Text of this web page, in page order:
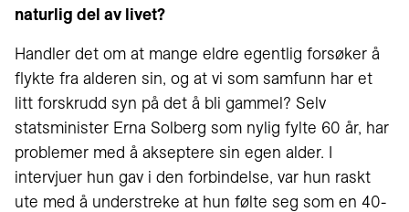
naturlig del av livet?
Handler det om at mange eldre egentlig forsøker å
flykte fra alderen sin, og at vi som samfunn har et
litt forskrudd syn på det å bli gammel? Selv
statsminister Erna Solberg som nylig fylte 60 år, har
problemer med å akseptere sin egen alder. I
intervjuer hun gav i den forbindelse, var hun raskt
ute med å understreke at hun følte seg som en 40-